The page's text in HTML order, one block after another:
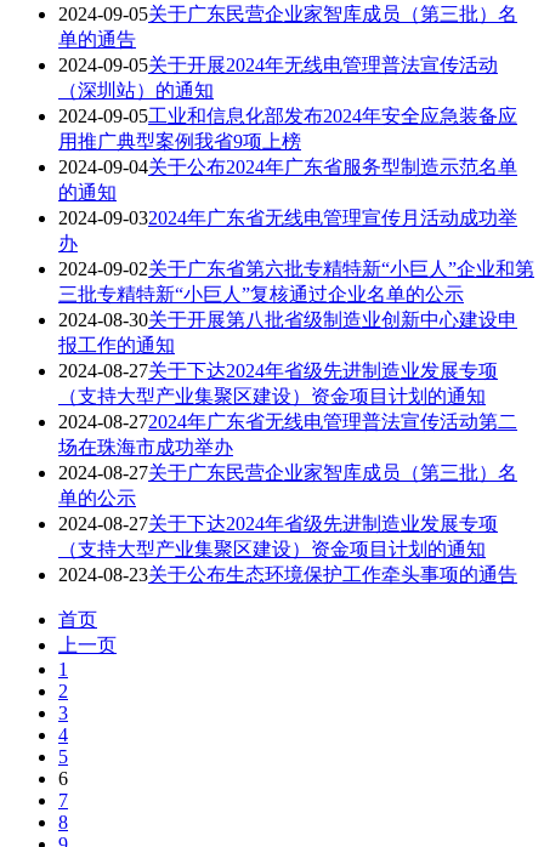
2024-09-05关于广东民营企业家智库成员（第三批）名
单的通告
2024-09-05关于开展2024年无线电管理普法宣传活动
（深圳站）的通知
2024-09-05工业和信息化部发布2024年安全应急装备应
用推广典型案例我省9项上榜
2024-09-04关于公布2024年广东省服务型制造示范名单
的通知
2024-09-032024年广东省无线电管理宣传月活动成功举
办
2024-09-02关于广东省第六批专精特新“小巨人”企业和第
三批专精特新“小巨人”复核通过企业名单的公示
2024-08-30关于开展第八批省级制造业创新中心建设申
报工作的通知
2024-08-27关于下达2024年省级先进制造业发展专项
（支持大型产业集聚区建设）资金项目计划的通知
2024-08-272024年广东省无线电管理普法宣传活动第二
场在珠海市成功举办
2024-08-27关于广东民营企业家智库成员（第三批）名
单的公示
2024-08-27关于下达2024年省级先进制造业发展专项
（支持大型产业集聚区建设）资金项目计划的通知
2024-08-23关于公布生态环境保护工作牵头事项的通告
首页
上一页
1
2
3
4
5
6
7
8